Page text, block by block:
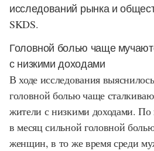
исследований рынка и
SKDS.
Головной болью чаще
с низкими доходами
В ходе исследования
головной болью чаще
жители с низкими доходами. По
в месяц сильной головной
женщин, в то же время среди